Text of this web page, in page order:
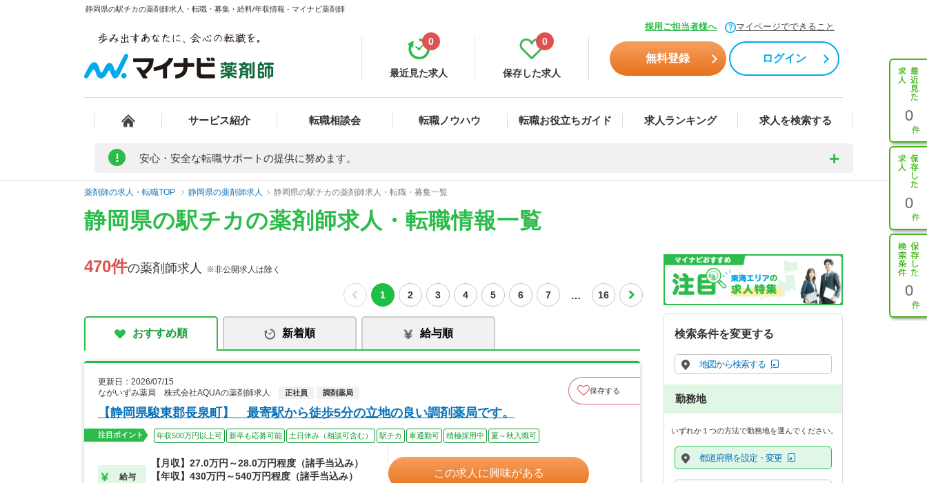
静岡県の駅チカの薬剤師求人・転職・募集・給料/年収情報 - マイナビ薬剤師
採用ご担当者様へ マイページでできること
最近見た求人
0
保存した求人
0
無料登録 ログイン
サービス紹介 転職相談会 転職ノウハウ 転職お役立ちガイド 求人ランキング 求人を検索する 0
0
0
! 安心・安全な転職サポートの提供に努めます。
薬剤師の求人・転職TOP 静岡県の薬剤師求人 静岡県の駅チカの薬剤師求人・転職・募集一覧
静岡県の駅チカの薬剤師求人・転職情報一覧
470件の薬剤師求人 ※非公開求人は除く
1 2 3 4 5 6 7 … 16
おすすめ順 新着順 給与順
更新日：2026/07/15
ながいずみ薬局 株式会社AQUAの薬剤師求人
正社員 調剤薬局 保存する
【静岡県駿東郡長泉町】 最寄駅から徒歩5分の立地の良い調剤薬局です。
注目ポイント 年収500万円以上可 新卒も応募可能 土日休み（相談可含む） 駅チカ 車通勤可 積極採用中 夏～秋入職可
給与
【月収】27.0万円～28.0万円程度（諸手当込み）
【年収】430万円～540万円程度（諸手当込み）
この求人に興味がある
検索条件を変更する
地図から検索する
勤務地
いずれか１つの方法で勤務地を選んでください。
都道府県を設定・変更